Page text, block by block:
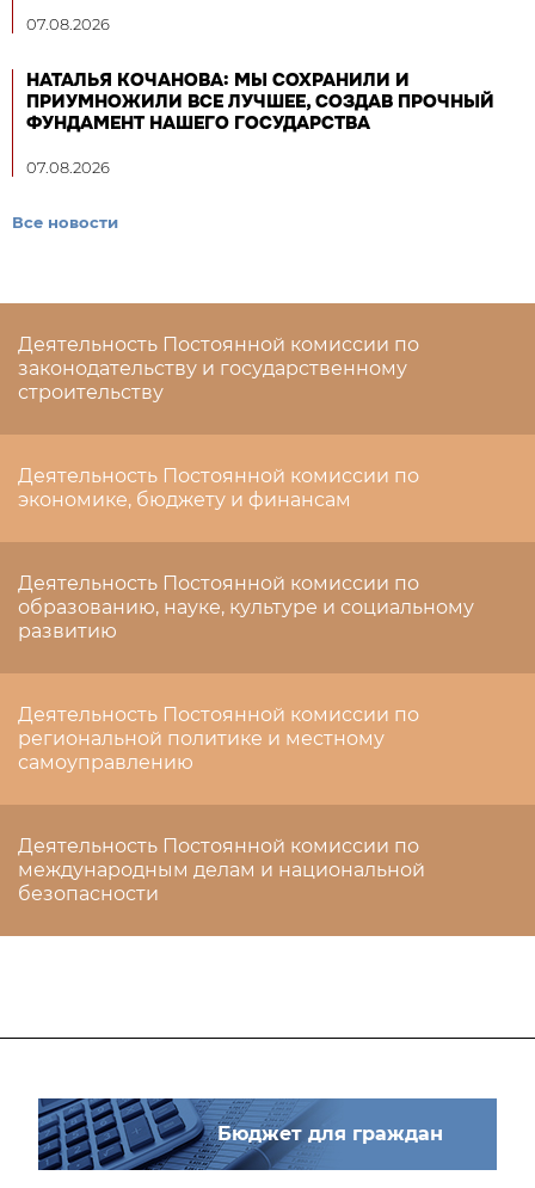
07.08.2026
НАТАЛЬЯ КОЧАНОВА: МЫ СОХРАНИЛИ И
ПРИУМНОЖИЛИ ВСЕ ЛУЧШЕЕ, СОЗДАВ ПРОЧНЫЙ
ФУНДАМЕНТ НАШЕГО ГОСУДАРСТВА
07.08.2026
Все новости
Деятельность Постоянной комиссии по
законодательству и государственному
строительству
Деятельность Постоянной комиссии по
экономике, бюджету и финансам
Деятельность Постоянной комиссии по
образованию, науке, культуре и социальному
развитию
Деятельность Постоянной комиссии по
региональной политике и местному
самоуправлению
Деятельность Постоянной комиссии по
международным делам и национальной
безопасности
Бюджет для граждан